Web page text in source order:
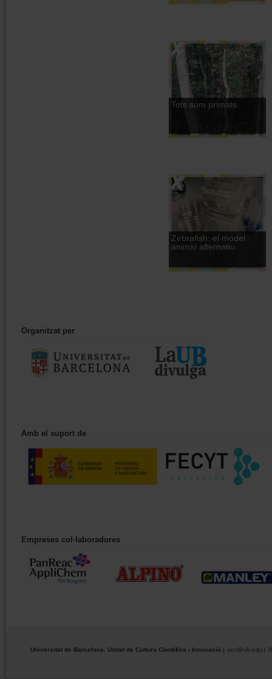
Tots som primats
Zebrafish: el model
animal alternatiu
Organitzat per
Amb el suport de
Empreses col·laboradores
Universitat de Barcelona. Unitat de Cultura Científica i Innovació ucc@ub.edu